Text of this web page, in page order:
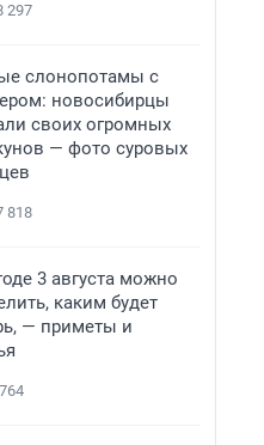
297
слонопотамы с
новосибирцы
своих огромных
— фото суровых
818
3 августа можно
каким будет
— приметы и